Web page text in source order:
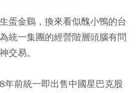
蛋金鷄，換來看似醜小鴨的台
統一集團的經營階層頭腦有問
交易。
年前統一即出售中國星巴克股